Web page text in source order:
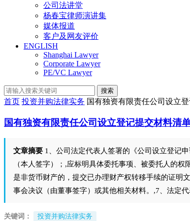
公司法讲堂
杨春宝律师演讲集
媒体报道
客户及网友评价
ENGLISH
Shanghai Lawyer
Corporate Lawyer
PE/VC Lawyer
搜索
首页 投资并购法律实务 国有独资有限责任公司设立
国有独资有限责任公司设立登记提交材料清
文章摘要 1、公司法定代表人签署的《公司设立登记
（本人签字）；,应标明具体委托事项、被委托人的
是非货币财产的，提交已办理财产权转移手续的证明
事会决议（由董事签字）或其他相关材料。,7、法定
关键词： 投资并购法律实务